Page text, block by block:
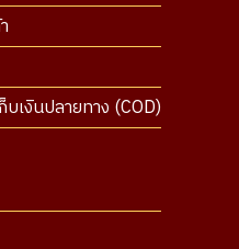
เงินปลายทาง (COD)